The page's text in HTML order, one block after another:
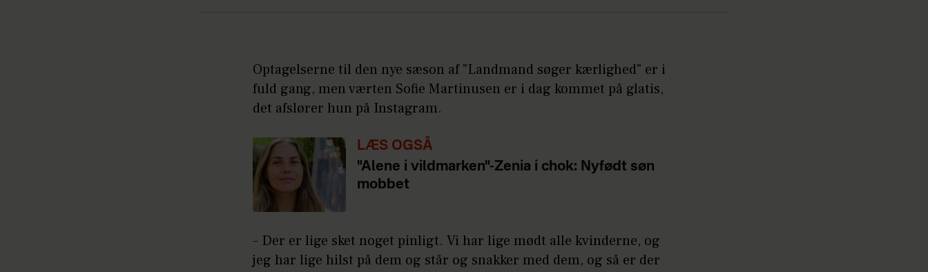
Optagelserne til den nye sæson af "Landmand søger kærlighed" er i
fuld gang, men værten Sofie Martinusen er i dag kommet på glatis,
det afslører hun på Instagram.
LÆS OGSÅ
"Alene i vildmarken"-Zenia i chok: Nyfødt søn
mobbet
– Der er lige sket noget pinligt. Vi har lige mødt alle kvinderne, og
jeg har lige hilst på dem og står og snakker med dem, og så er der